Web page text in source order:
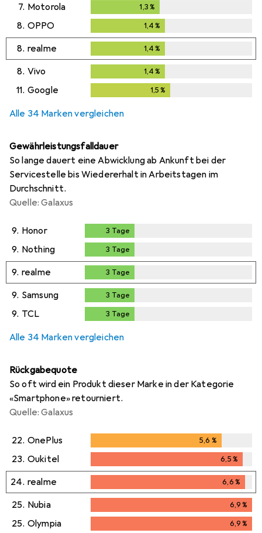
7. Motorola 1,3 %
8. OPPO 1,4 %
8. realme 1,4 %
8. Vivo 1,4 %
11. Google 1,5 %
Alle 34 Marken vergleichen
Gewährleistungsfalldauer
So lange dauert eine Abwicklung ab Ankunft bei der
Servicestelle bis Wiedererhalt in Arbeitstagen im
Durchschnitt.
Quelle: Galaxus
9. Honor 3 Tage
9. Nothing 3 Tage
9. realme 3 Tage
9. Samsung 3 Tage
9. TCL 3 Tage
Alle 34 Marken vergleichen
Rückgabequote
So oft wird ein Produkt dieser Marke in der Kategorie
«Smartphone» retourniert.
Quelle: Galaxus
22. OnePlus 5,6 %
23. Oukitel 6,5%
6,5%
24. realme 6,6%
6,6%
25. Nubia 6,9%
6,9%
25. Olympia 6,9%